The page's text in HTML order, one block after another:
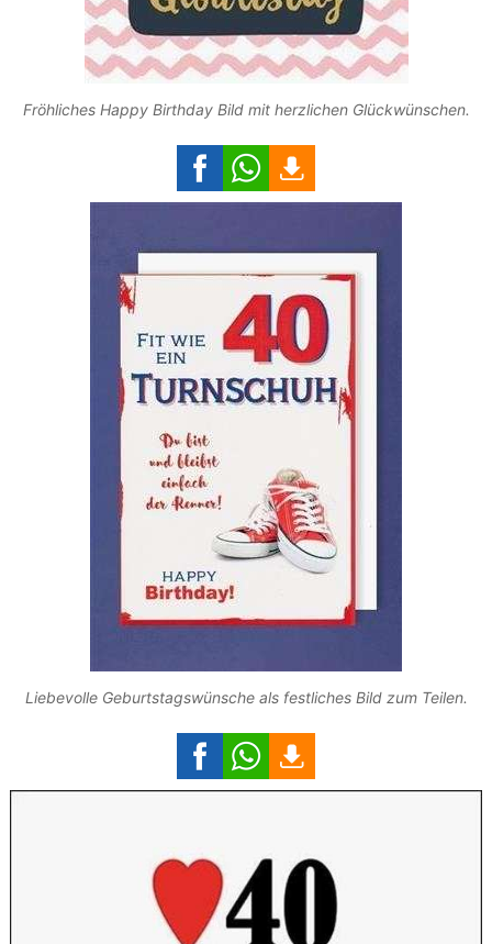
Fröhliches Happy Birthday Bild mit herzlichen Glückwünschen.
Liebevolle Geburtstagswünsche als festliches Bild zum Teilen.